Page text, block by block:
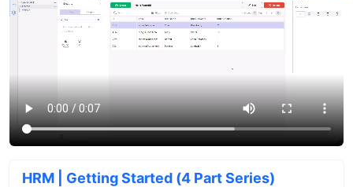
HRM | Getting Started (4 Part Series)